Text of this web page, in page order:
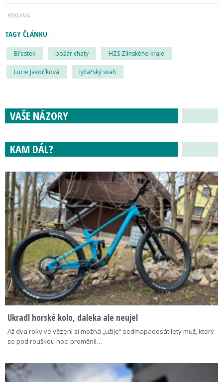
TAGY ČLÁNKU
Břestek požár chaty HZS Zlínského kraje
Lucie Javoříková lyžařský svah
VAŠE NÁZORY
KAM DÁL?
Ukradl horské kolo, daleka ale neujel
Až dva roky ve vězení si možná „užije“ sedmapadesátiletý muž, který
se pod rouškou noci proměnil…